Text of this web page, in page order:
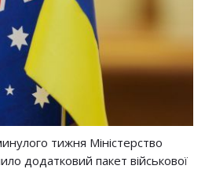
тижня Міністерство
додатковий пакет військової